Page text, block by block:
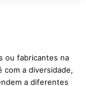
ou fabricantes na
com a diversidade,
a diferentes